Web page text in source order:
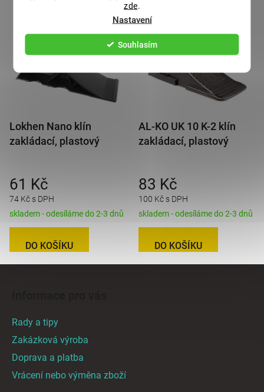
zde
Nastavení
Souhlasím
Lokhen Nano klín
zakládací, plastový
74 Kč s DPH
61 Kč
skladem - odesíláme do 2-3 dnů
DO KOŠÍKU
AL-KO UK 10 K-2 klín
zakládací, plastový
100 Kč s DPH
83 Kč
skladem - odesíláme do 2-3 dnů
DO KOŠÍKU
Rady a tipy
Zakázková výroba
Doprava a platba
Vrácení nebo výměna zboží